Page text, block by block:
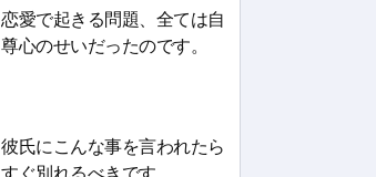
恋愛で起きる問題、全ては自
尊心のせいだったのです。
彼氏にこんな事を言われたら